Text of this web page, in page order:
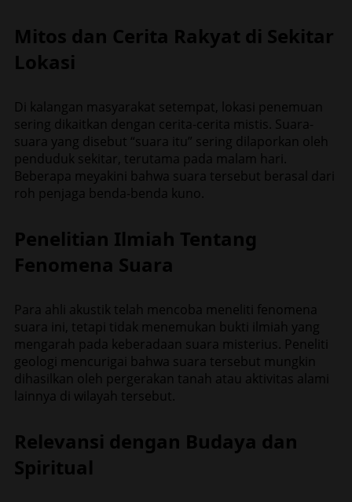
Mitos dan Cerita Rakyat di Sekitar
Lokasi
Di kalangan masyarakat setempat, lokasi penemuan
sering dikaitkan dengan cerita-cerita mistis. Suara-
suara yang disebut “suara itu” sering dilaporkan oleh
penduduk sekitar, terutama pada malam hari.
Beberapa meyakini bahwa suara tersebut berasal dari
roh penjaga benda-benda kuno.
Penelitian Ilmiah Tentang
Fenomena Suara
Para ahli akustik telah mencoba meneliti fenomena
suara ini, tetapi tidak menemukan bukti ilmiah yang
mengarah pada keberadaan suara misterius. Peneliti
geologi mencurigai bahwa suara tersebut mungkin
dihasilkan oleh pergerakan tanah atau aktivitas alami
lainnya di wilayah tersebut.
Relevansi dengan Budaya dan
Spiritual